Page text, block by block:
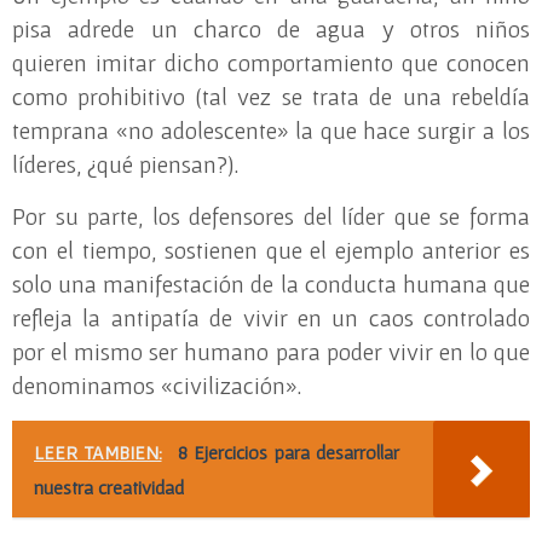
pisa adrede un charco de agua y otros niños
quieren imitar dicho comportamiento que conocen
como prohibitivo (tal vez se trata de una rebeldía
temprana «no adolescente» la que hace surgir a los
líderes, ¿qué piensan?).
Por su parte, los defensores del líder que se forma
con el tiempo, sostienen que el ejemplo anterior es
solo una manifestación de la conducta humana que
refleja la antipatía de vivir en un caos controlado
por el mismo ser humano para poder vivir en lo que
denominamos «civilización».
LEER TAMBIEN:
8 Ejercicios para desarrollar
nuestra creatividad